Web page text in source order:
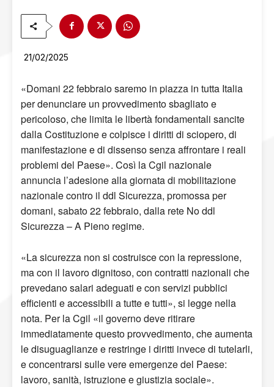
21/02/2025
«Domani 22 febbraio saremo in piazza in tutta Italia
per denunciare un provvedimento sbagliato e
pericoloso, che limita le libertà fondamentali sancite
dalla Costituzione e colpisce i diritti di sciopero, di
manifestazione e di dissenso senza affrontare i reali
problemi del Paese». Così la Cgil nazionale
annuncia l’adesione alla giornata di mobilitazione
nazionale contro il ddl Sicurezza, promossa per
domani, sabato 22 febbraio, dalla rete No ddl
Sicurezza – A Pieno regime.
«La sicurezza non si costruisce con la repressione,
ma con il lavoro dignitoso, con contratti nazionali che
prevedano salari adeguati e con servizi pubblici
efficienti e accessibili a tutte e tutti», si legge nella
nota. Per la Cgil «il governo deve ritirare
immediatamente questo provvedimento, che aumenta
le disuguaglianze e restringe i diritti invece di tutelarli,
e concentrarsi sulle vere emergenze del Paese:
lavoro, sanità, istruzione e giustizia sociale».